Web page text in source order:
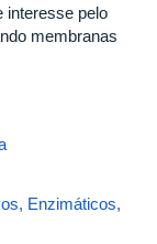
interesse pelo
membranas
Enzimáticos,